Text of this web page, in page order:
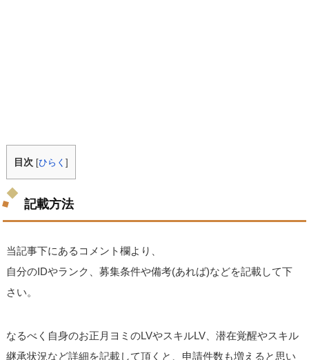
目次 [ひらく]
記載方法
当記事下にあるコメント欄より、
自分のIDやランク、募集条件や備考(あれば)などを記載して下
さい。
なるべく自身のお正月ヨミのLVやスキルLV、潜在覚醒やスキル
継承状況など詳細を記載して頂くと、申請件数も増えると思い